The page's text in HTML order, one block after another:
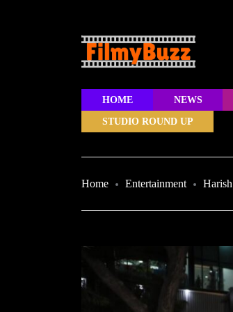
HOME NEWS
STUDIO ROUND UP
Home Entertainment